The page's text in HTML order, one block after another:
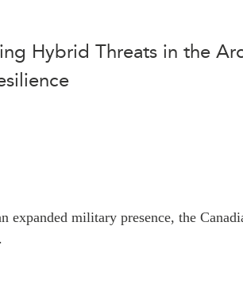
Hybrid Threats in the
expanded military presence, the